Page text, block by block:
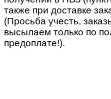
также при доставке
(Просьба учесть,
высылаем только по
предоплате!).